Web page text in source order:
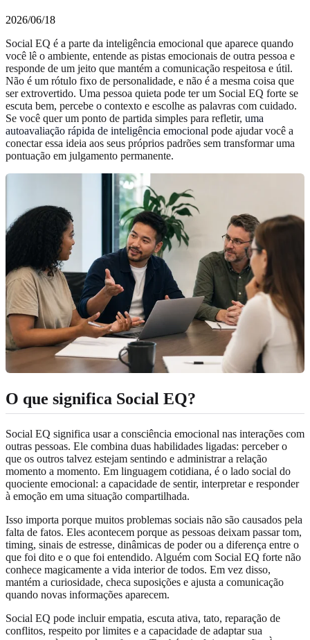
2026/06/18
Social EQ é a parte da inteligência emocional que aparece quando
você lê o ambiente, entende as pistas emocionais de outra pessoa e
responde de um jeito que mantém a comunicação respeitosa e útil.
Não é um rótulo fixo de personalidade, e não é a mesma coisa que
ser extrovertido. Uma pessoa quieta pode ter um Social EQ forte se
escuta bem, percebe o contexto e escolhe as palavras com cuidado.
Se você quer um ponto de partida simples para refletir, uma
autoavaliação rápida de inteligência emocional pode ajudar você a
conectar essa ideia aos seus próprios padrões sem transformar uma
pontuação em julgamento permanente.
O que significa Social EQ?
Social EQ significa usar a consciência emocional nas interações com
outras pessoas. Ele combina duas habilidades ligadas: perceber o
que os outros talvez estejam sentindo e administrar a relação
momento a momento. Em linguagem cotidiana, é o lado social do
quociente emocional: a capacidade de sentir, interpretar e responder
à emoção em uma situação compartilhada.
Isso importa porque muitos problemas sociais não são causados pela
falta de fatos. Eles acontecem porque as pessoas deixam passar tom,
timing, sinais de estresse, dinâmicas de poder ou a diferença entre o
que foi dito e o que foi entendido. Alguém com Social EQ forte não
conhece magicamente a vida interior de todos. Em vez disso,
mantém a curiosidade, checa suposições e ajusta a comunicação
quando novas informações aparecem.
Social EQ pode incluir empatia, escuta ativa, tato, reparação de
conflitos, respeito por limites e a capacidade de adaptar sua